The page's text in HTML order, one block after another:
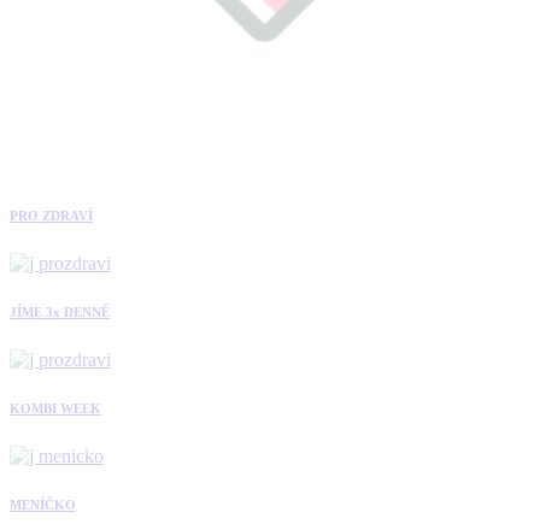
PRO ZDRAVÍ
JÍME 3x DENNĚ
KOMBI WEEK
MENÍČKO